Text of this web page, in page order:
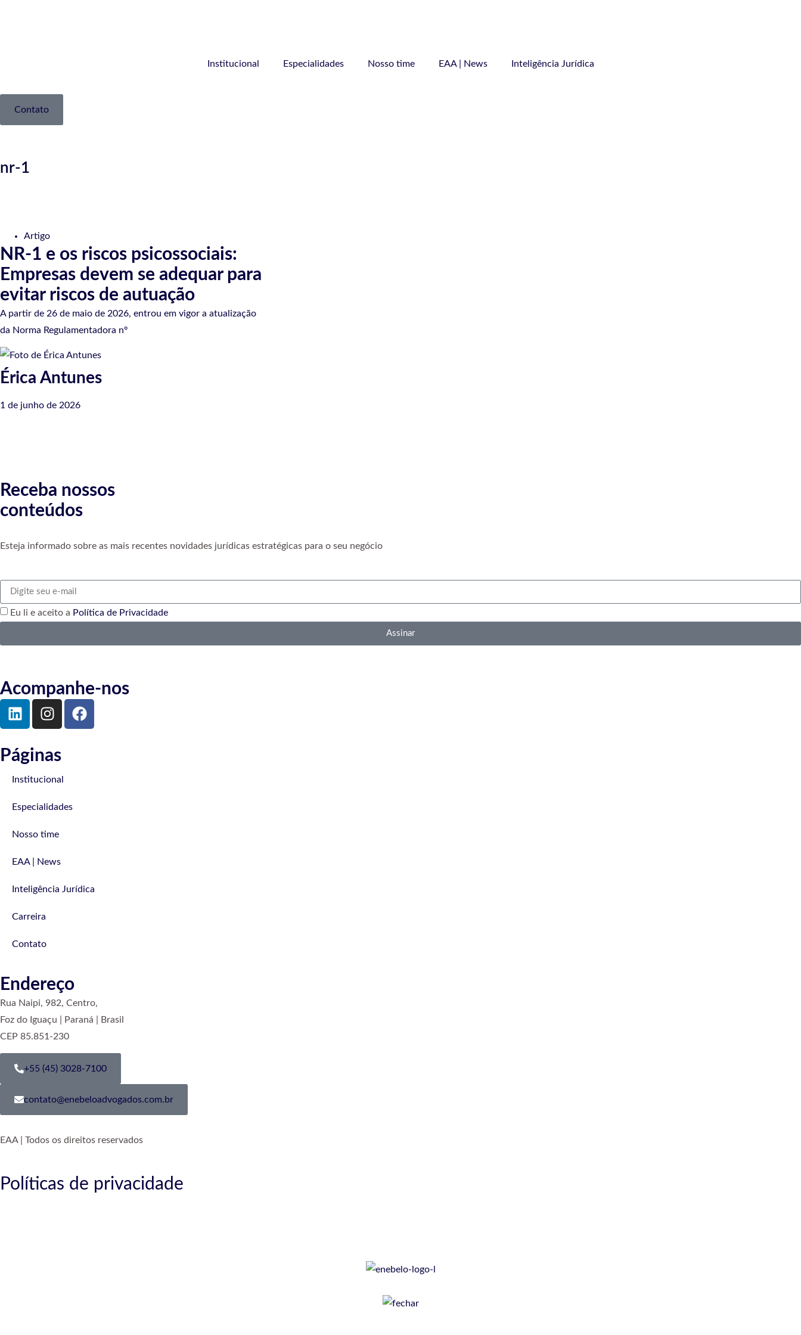
Institucional Especialidades Nosso time EAA | News Inteligência Jurídica
Contato
nr-1
Artigo
NR-1 e os riscos psicossociais:
Empresas devem se adequar para
evitar riscos de autuação
A partir de 26 de maio de 2026, entrou em vigor a atualização
da Norma Regulamentadora nº
Érica Antunes
1 de junho de 2026
Receba nossos
conteúdos
Esteja informado sobre as mais recentes novidades jurídicas estratégicas para o seu negócio
Eu li e aceito a Política de Privacidade
Assinar
Acompanhe-nos
Páginas
Institucional
Especialidades
Nosso time
EAA | News
Inteligência Jurídica
Carreira
Contato
Endereço
Rua Naipi, 982, Centro,
Foz do Iguaçu | Paraná | Brasil
CEP 85.851-230
+55 (45) 3028-7100
contato@enebeloadvogados.com.br
EAA | Todos os direitos reservados
Políticas de privacidade